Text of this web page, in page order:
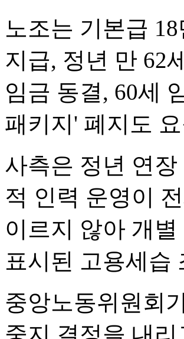
노조는 기본급
지급, 정년 만 62
임금 동결, 60세
패키지' 폐지도
사측은 정년 연
적 인력 운영이
이르지 않아 개
표시된 고용세습
중앙노동위원회